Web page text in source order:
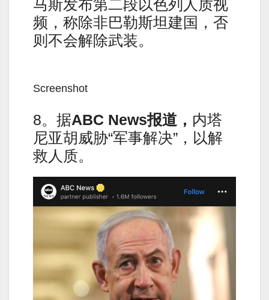
马斯发布第二段以色列人质视
频，称除非巴勒斯坦建国，否
则不会解除武装。
Screenshot
8。据ABC News报道， 内塔
尼亚胡威胁“军事解决”，以解
救人质。